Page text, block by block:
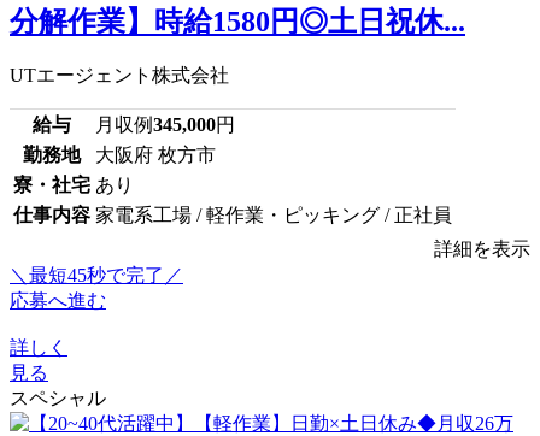
分解作業】時給1580円◎土日祝休...
UTエージェント株式会社
給与 月収例345,000円
勤務地
大阪府 枚方市
寮・社宅 あり
仕事内容 家電系工場 / 軽作業・ピッキング / 正社員
詳細を表示
＼最短45秒で完了／
応募へ進む
詳しく
見る
スペシャル